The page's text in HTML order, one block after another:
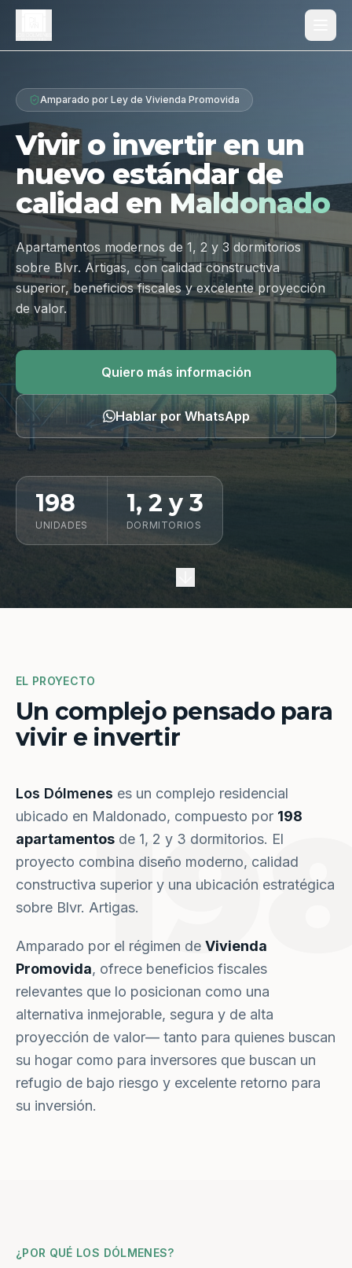
Proyecto
Diferenciales
Tipologías
Galería
Ubicación
Contacto
Hablar por WhatsApp
Amparado por Ley de Vivienda Promovida
Vivir o invertir en un
nuevo estándar de
calidad en Maldonado
Apartamentos modernos de 1, 2 y 3 dormitorios
sobre Blvr. Artigas, con calidad constructiva
superior, beneficios fiscales y excelente proyección
de valor.
Quiero más información
Hablar por WhatsApp
198
UNIDADES
1, 2 y 3
DORMITORIOS
EL PROYECTO
Un complejo pensado para
vivir e invertir
Los Dólmenes es un complejo residencial
ubicado en Maldonado, compuesto por 198
apartamentos de 1, 2 y 3 dormitorios. El
proyecto combina diseño moderno, calidad
constructiva superior y una ubicación estratégica
sobre Blvr. Artigas.
Amparado por el régimen de Vivienda
Promovida, ofrece beneficios fiscales
relevantes que lo posicionan como una
alternativa inmejorable, segura y de alta
proyección de valor— tanto para quienes buscan
su hogar como para inversores que buscan un
refugio de bajo riesgo y excelente retorno para
su inversión.
¿POR QUÉ LOS DÓLMENES?